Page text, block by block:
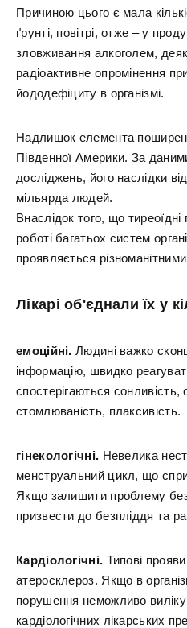
Причиною цього є мала
ґрунті, повітрі, отже – у
зловживання алкоголем,
радіоактивне опромінення
йододефіциту в організмі.
Надлишок елемента
Південної Америки. За
досліджень, його наслідки
мільярда людей.
Внаслідок того, що
роботі багатьох систем
проявляється
Лікарі об'єднали їх у
емоційні. Людині важко
інформацію, швидко
спостерігаються
стомлюваність, плаксивість.
гінекологічні. Невелика
менструальний цикл, що
Якщо залишити проблему
призвести до безпліддя та
Кардіологічні. Типові
атеросклероз. Якщо в
порушення неможливо
кардіологічних лікарських